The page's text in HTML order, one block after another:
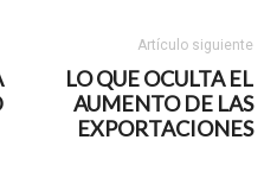
Artículo siguiente
LO QUE OCULTA EL
AUMENTO DE LAS
EXPORTACIONES